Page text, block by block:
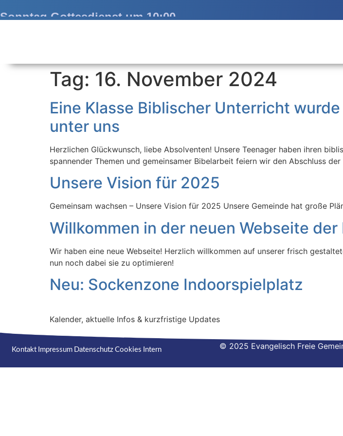
Sonntag Gottesdienst um 10:00
Tag: 16. November 2024
Eine Klasse Biblischer Unterricht
unter uns
Herzlichen Glückwunsch, liebe Absolventen! Unsere Teenager haben ihren
spannender Themen und gemeinsamer Bibelarbeit feiern wir den Abschluss
Unsere Vision für 2025
Gemeinsam wachsen – Unsere Vision für 2025 Unsere Gemeinde hat große
Willkommen in der neuen Webseite der
Wir haben eine neue Webseite! Herzlich willkommen auf unserer frisch
nun noch dabei sie zu optimieren!
Neu: Sockenzone Indoorspielplatz
Kalender, aktuelle Infos & kurzfristige Updates
Kontakt Impressum Datenschutz Cookies Intern © 2025 Evangelisch Freie